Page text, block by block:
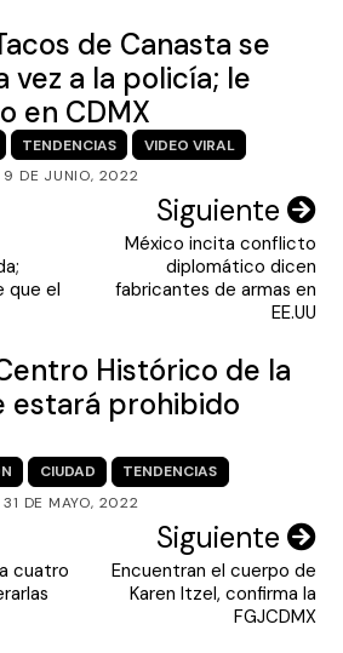
de Canasta se
a la policía; le
en CDMX
TENDENCIAS
VIDEO VIRAL
9 DE JUNIO, 2022
que el
Siguiente
México incita conflicto
diplomático dicen
fabricantes de armas en
EE.UU
Histórico de la
estará prohibido
CIUDAD
TENDENCIAS
31 DE MAYO, 2022
cuatro
Siguiente
Encuentran el cuerpo de
Karen Itzel, confirma la
FGJCDMX